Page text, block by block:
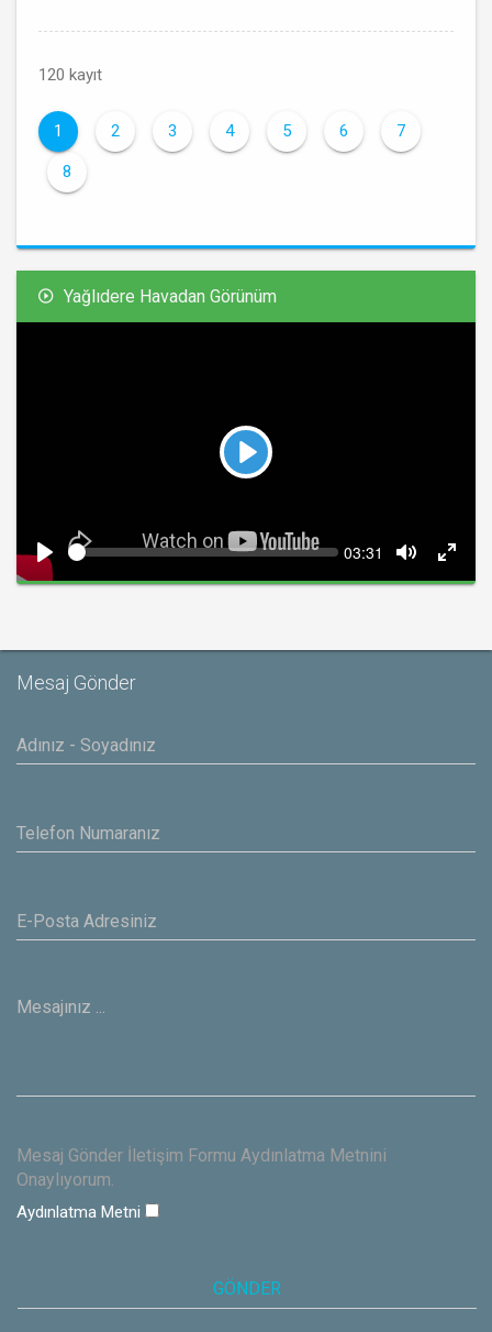
120 kayıt
1 2 3 4 5 6 7
8
Yağlıdere Havadan Görünüm
Play
Play
Seek Current
03:31
Mute
Mesaj Gönder
Mesaj Gönder İletişim Formu Aydınlatma Metnini
Onaylıyorum.
Aydınlatma Metni